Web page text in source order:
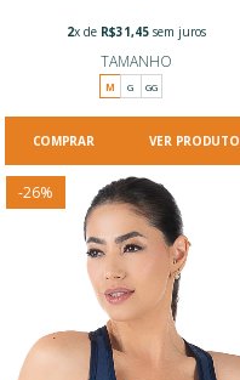
2x de R$31,45sem juros
TAMANHO
M G GG
VER PRODUTO
-26%